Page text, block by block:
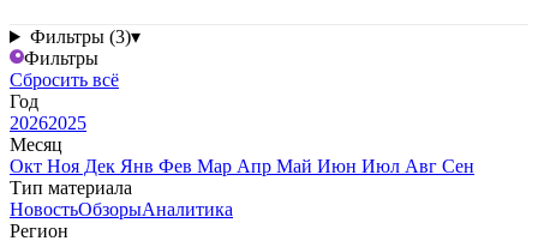
Фильтры (3)▾
Фильтры
Сбросить всё
Год
20262025
Месяц
Окт Ноя Дек Янв Фев Мар Апр Май Июн Июл Авг Сен
Тип материала
НовостьОбзорыАналитика
Регион